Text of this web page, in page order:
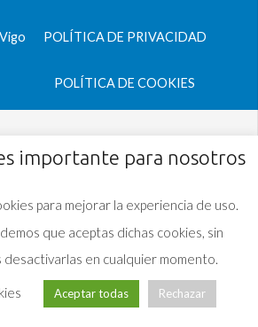
POLÍTICA DE PRIVACIDAD
POLÍTICA DE COOKIES
importante para nosotros
para mejorar la experiencia de uso.
que aceptas dichas cookies, sin
desactivarlas en cualquier momento.
Aceptar todas Rechazar